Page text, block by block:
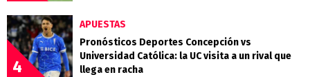
4
APUESTAS
Pronósticos Deportes Concepción vs
Universidad Católica: la UC visita a un rival que
llega en racha